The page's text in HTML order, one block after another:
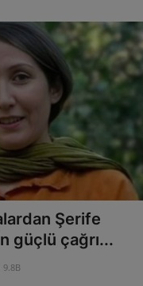
Şerife
güçlü çağrı...
9.8B